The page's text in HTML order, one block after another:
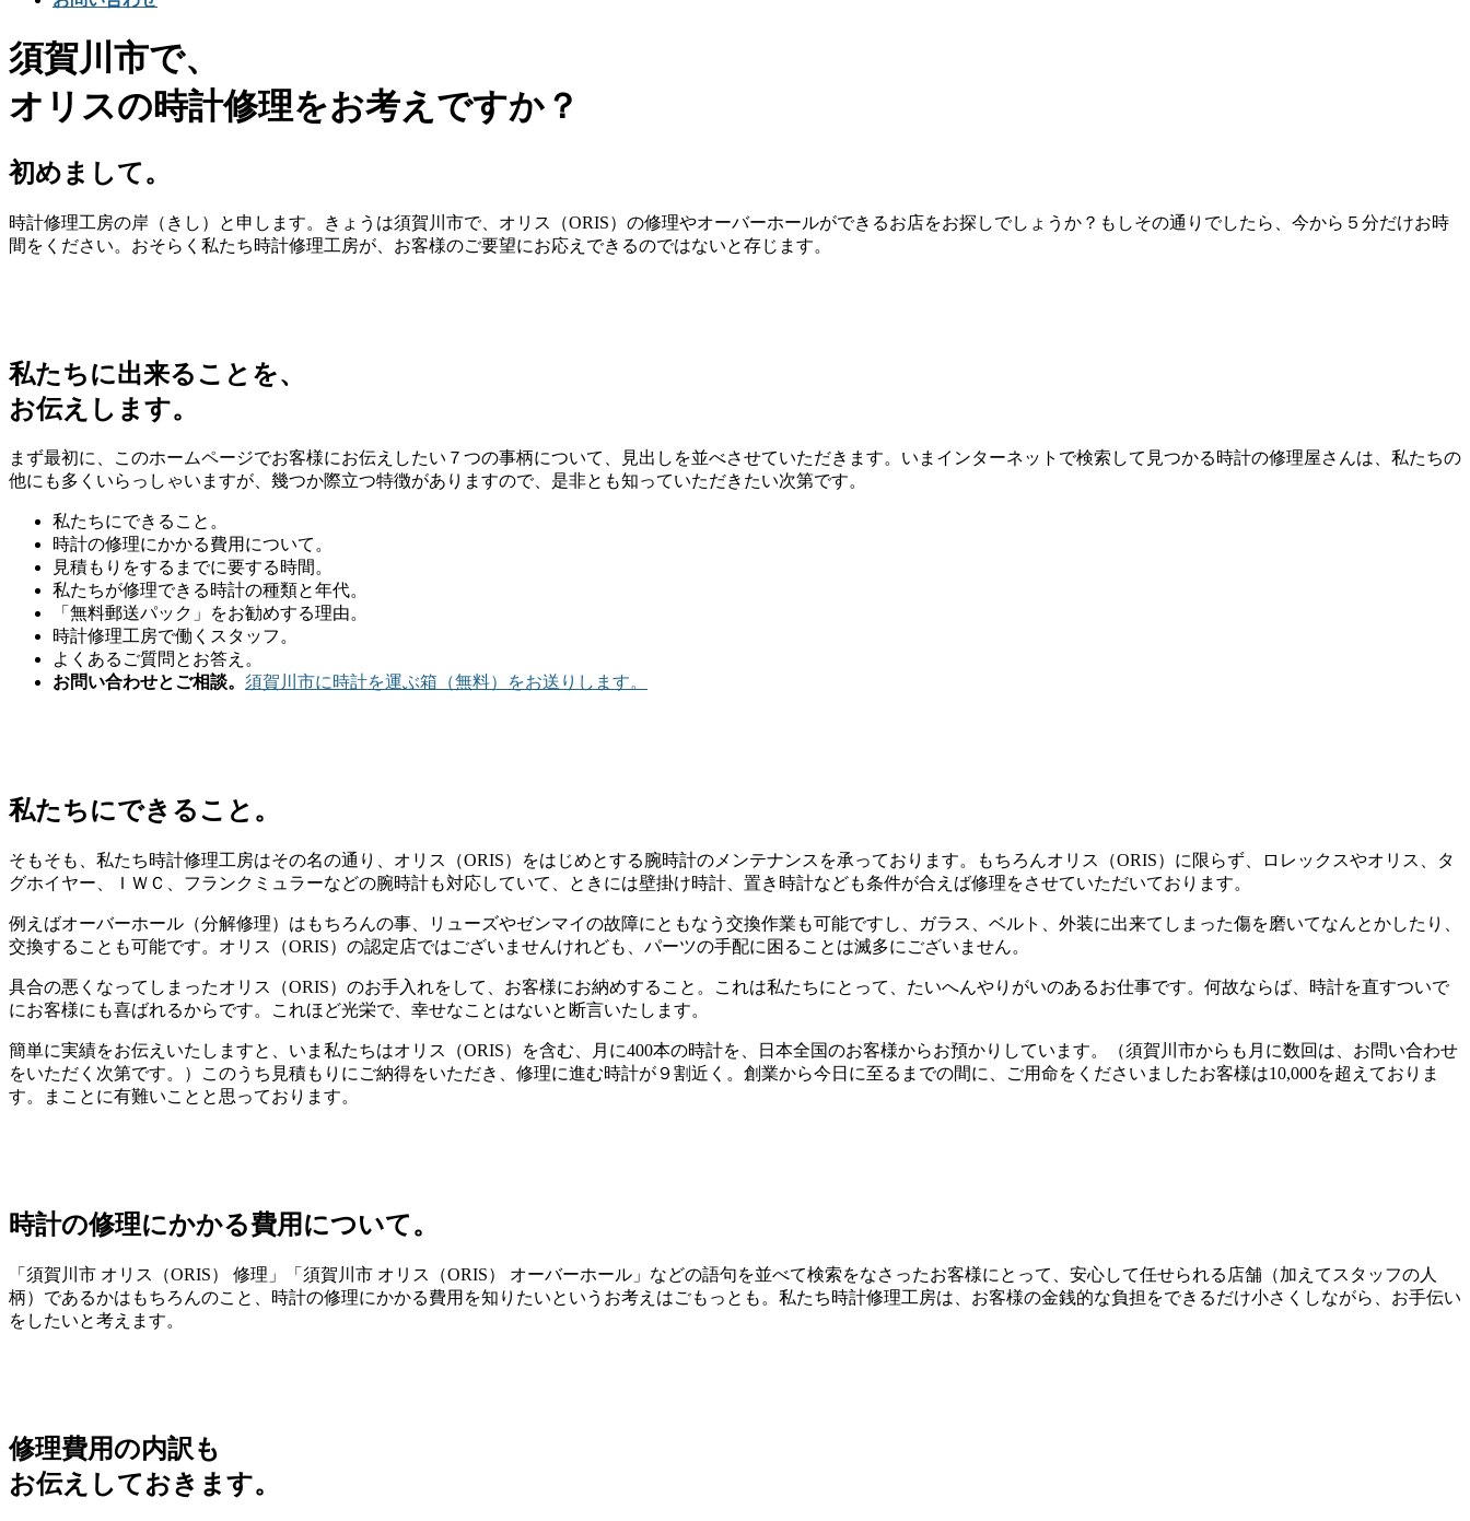
須賀川市で、
オリスの時計修理をお考えですか？
初めまして。
時計修理工房の岸（きし）と申します。きょうは須賀川市で、オリス（ORIS）の修理やオーバーホールができるお店をお探しでしょうか？もしその通りでしたら、今から５分だけお時
間をください。おそらく私たち時計修理工房が、お客様のご要望にお応えできるのではないと存じます。
私たちに出来ることを、
お伝えします。
まず最初に、このホームページでお客様にお伝えしたい７つの事柄について、見出しを並べさせていただきます。いまインターネットで検索して見つかる時計の修理屋さんは、私たちの
他にも多くいらっしゃいますが、幾つか際立つ特徴がありますので、是非とも知っていただきたい次第です。
私たちにできること。
時計の修理にかかる費用について。
見積もりをするまでに要する時間。
私たちが修理できる時計の種類と年代。
「無料郵送パック」をお勧めする理由。
時計修理工房で働くスタッフ。
よくあるご質問とお答え。
お問い合わせとご相談。 須賀川市に時計を運ぶ箱（無料）をお送りします。
私たちにできること。
そもそも、私たち時計修理工房はその名の通り、オリス（ORIS）をはじめとする腕時計のメンテナンスを承っております。もちろんオリス（ORIS）に限らず、ロレックスやオリス、タ
グホイヤー、ＩＷＣ、フランクミュラーなどの腕時計も対応していて、ときには壁掛け時計、置き時計なども条件が合えば修理をさせていただいております。
例えばオーバーホール（分解修理）はもちろんの事、リューズやゼンマイの故障にともなう交換作業も可能ですし、ガラス、ベルト、外装に出来てしまった傷を磨いてなんとかしたり、
交換することも可能です。オリス（ORIS）の認定店ではございませんけれども、パーツの手配に困ることは滅多にございません。
具合の悪くなってしまったオリス（ORIS）のお手入れをして、お客様にお納めすること。これは私たちにとって、たいへんやりがいのあるお仕事です。何故ならば、時計を直すついで
にお客様にも喜ばれるからです。これほど光栄で、幸せなことはないと断言いたします。
簡単に実績をお伝えいたしますと、いま私たちはオリス（ORIS）を含む、月に400本の時計を、日本全国のお客様からお預かりしています。（須賀川市からも月に数回は、お問い合わせ
をいただく次第です。）このうち見積もりにご納得をいただき、修理に進む時計が９割近く。創業から今日に至るまでの間に、ご用命をくださいましたお客様は10,000を超えておりま
す。まことに有難いことと思っております。
時計の修理にかかる費用について。
「須賀川市 オリス（ORIS） 修理」「須賀川市 オリス（ORIS） オーバーホール」などの語句を並べて検索をなさったお客様にとって、安心して任せられる店舗（加えてスタッフの人
柄）であるかはもちろんのこと、時計の修理にかかる費用を知りたいというお考えはごもっとも。私たち時計修理工房は、お客様の金銭的な負担をできるだけ小さくしながら、お手伝い
をしたいと考えます。
修理費用の内訳も
お伝えしておきます。